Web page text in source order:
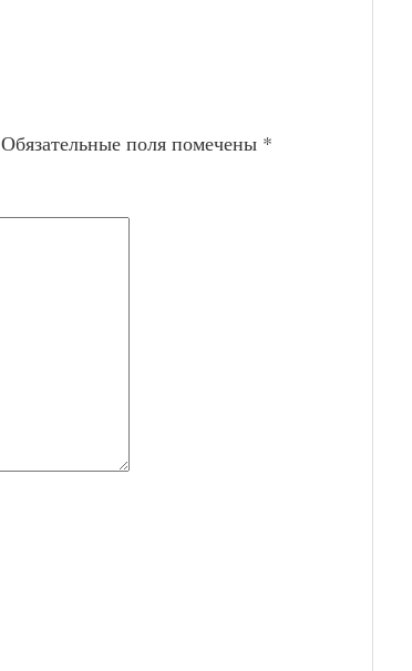
Обязательные поля помечены *